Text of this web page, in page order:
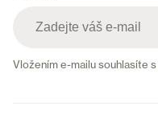
Vložením e-mailu souhlasíte s